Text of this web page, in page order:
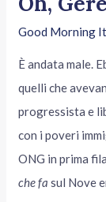
Good Morning
È andata male.
quelli che
progressista e
con i poveri
ONG in prima
che fa sul Nove